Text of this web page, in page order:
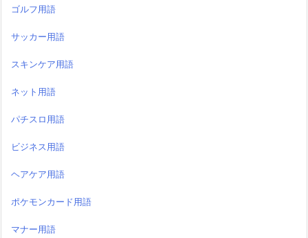
ゴルフ用語
サッカー用語
スキンケア用語
ネット用語
パチスロ用語
ビジネス用語
ヘアケア用語
ポケモンカード用語
マナー用語